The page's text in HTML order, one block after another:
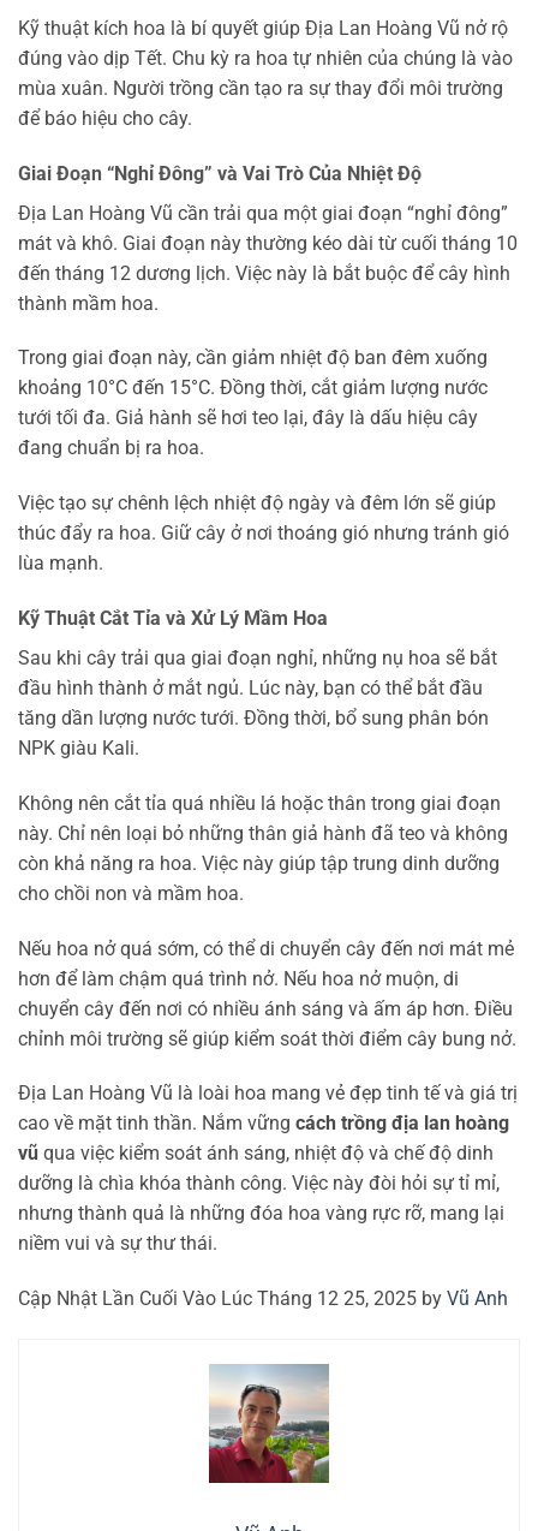
Kỹ thuật kích hoa là bí quyết giúp Địa Lan Hoàng Vũ nở rộ
đúng vào dịp Tết. Chu kỳ ra hoa tự nhiên của chúng là vào
mùa xuân. Người trồng cần tạo ra sự thay đổi môi trường
để báo hiệu cho cây.
Giai Đoạn “Nghỉ Đông” và Vai Trò Của Nhiệt Độ
Địa Lan Hoàng Vũ cần trải qua một giai đoạn “nghỉ đông”
mát và khô. Giai đoạn này thường kéo dài từ cuối tháng 10
đến tháng 12 dương lịch. Việc này là bắt buộc để cây hình
thành mầm hoa.
Trong giai đoạn này, cần giảm nhiệt độ ban đêm xuống
khoảng 10°C đến 15°C. Đồng thời, cắt giảm lượng nước
tưới tối đa. Giả hành sẽ hơi teo lại, đây là dấu hiệu cây
đang chuẩn bị ra hoa.
Việc tạo sự chênh lệch nhiệt độ ngày và đêm lớn sẽ giúp
thúc đẩy ra hoa. Giữ cây ở nơi thoáng gió nhưng tránh gió
lùa mạnh.
Kỹ Thuật Cắt Tỉa và Xử Lý Mầm Hoa
Sau khi cây trải qua giai đoạn nghỉ, những nụ hoa sẽ bắt
đầu hình thành ở mắt ngủ. Lúc này, bạn có thể bắt đầu
tăng dần lượng nước tưới. Đồng thời, bổ sung phân bón
NPK giàu Kali.
Không nên cắt tỉa quá nhiều lá hoặc thân trong giai đoạn
này. Chỉ nên loại bỏ những thân giả hành đã teo và không
còn khả năng ra hoa. Việc này giúp tập trung dinh dưỡng
cho chồi non và mầm hoa.
Nếu hoa nở quá sớm, có thể di chuyển cây đến nơi mát mẻ
hơn để làm chậm quá trình nở. Nếu hoa nở muộn, di
chuyển cây đến nơi có nhiều ánh sáng và ấm áp hơn. Điều
chỉnh môi trường sẽ giúp kiểm soát thời điểm cây bung nở.
Địa Lan Hoàng Vũ là loài hoa mang vẻ đẹp tinh tế và giá trị
cao về mặt tinh thần. Nắm vững cách trồng địa lan hoàng
vũ qua việc kiểm soát ánh sáng, nhiệt độ và chế độ dinh
dưỡng là chìa khóa thành công. Việc này đòi hỏi sự tỉ mỉ,
nhưng thành quả là những đóa hoa vàng rực rỡ, mang lại
niềm vui và sự thư thái.
Cập Nhật Lần Cuối Vào Lúc Tháng 12 25, 2025 by Vũ Anh